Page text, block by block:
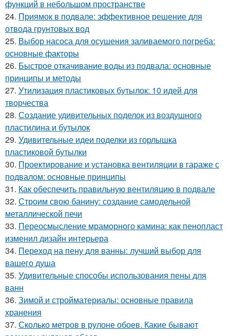
функций в небольшом пространстве
24. Приямок в подвале: эффективное решение для
отвода грунтовых вод
25. Выбор насоса для осушения заливаемого погреба:
основные факторы
26. Быстрое откачивание воды из подвала: основные
принципы и методы
27. Утилизация пластиковых бутылок: 10 идей для
творчества
28. Создание удивительных поделок из воздушного
пластилина и бутылок
29. Удивительные идеи поделки из горлышка
пластиковой бутылки
30. Проектирование и установка вентиляции в гараже с
подвалом: основные принципы
31. Как обеспечить правильную вентиляцию в подвале
32. Строим свою банину: создание самодельной
металлической печи
33. Переосмысление мраморного камина: как пенопласт
изменил дизайн интерьера
34. Переход на пену для ванны: лучший выбор для
вашего душа
35. Удивительные способы использования пены для
ванн
36. Зимой и стройматериалы: основные правила
хранения
37. Сколько метров в рулоне обоев. Какие бывают